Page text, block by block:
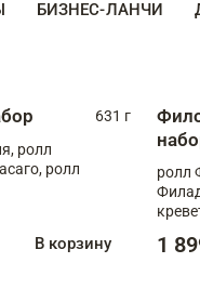
БИЗНЕС-ЛАНЧИ
631 г
ролл
ролл
В корзину
ролл
1